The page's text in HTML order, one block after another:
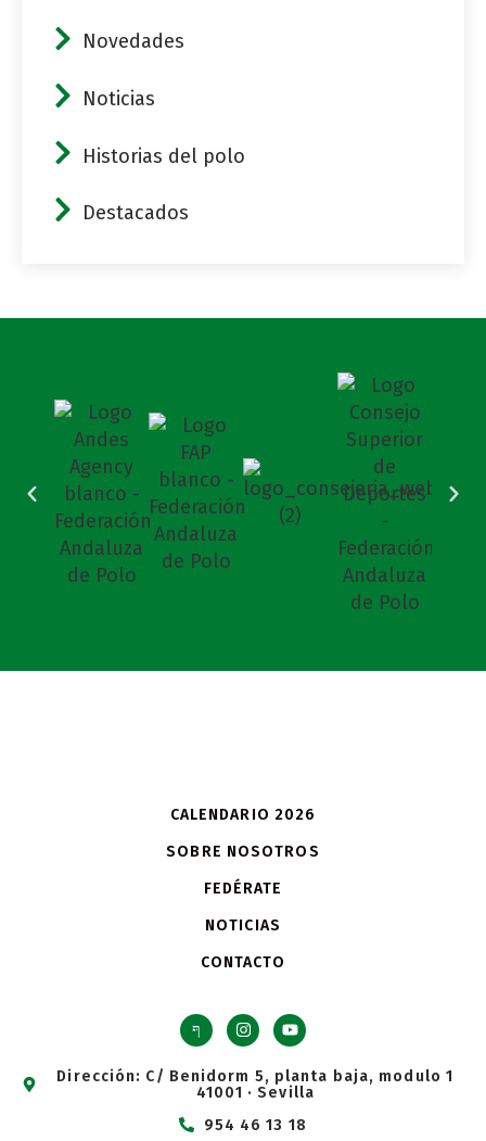
Novedades
Noticias
Historias del polo
Destacados
CALENDARIO 2026
SOBRE NOSOTROS
FEDÉRATE
NOTICIAS
CONTACTO
Dirección: C/ Benidorm 5, planta baja, modulo 1
41001 · Sevilla
954 46 13 18